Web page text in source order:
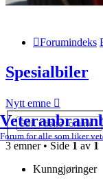
Forum for alle som liker
Forumindeks
Spesialbiler
Nytt emne
3 emner • Side 1 av 1
Kunngjøringer